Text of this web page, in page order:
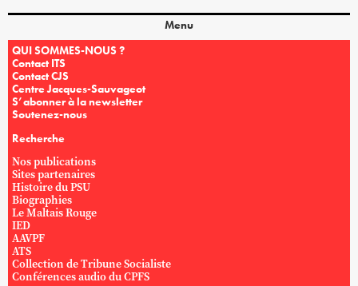
Menu
QUI SOMMES-NOUS ?
Contact ITS
Contact CJS
Centre Jacques-Sauvageot
S’abonner à la newsletter
Soutenez-nous
Recherche
Nos publications
Sites partenaires
Histoire du PSU
Biographies
Le Maltais Rouge
IED
AAVPF
ATS
Collection de Tribune Socialiste
Conférences audio du CPFS